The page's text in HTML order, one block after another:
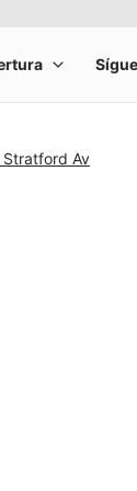
Av
at a time.